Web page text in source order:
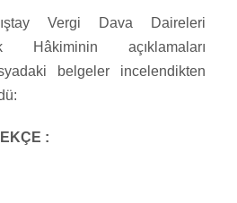
Vergi Dava Daireleri
Hâkiminin açıklamaları
belgeler incelendikten
: